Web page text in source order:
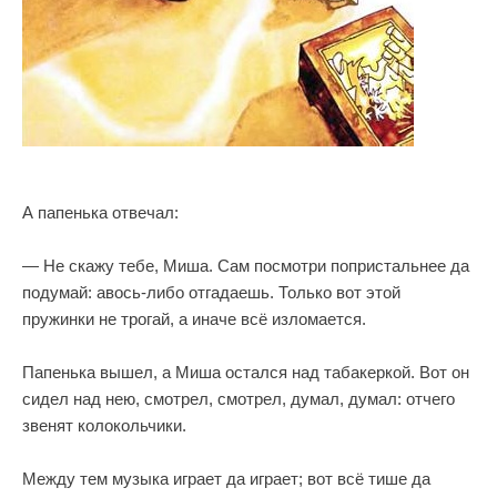
А папенька отвечал:
— Не скажу тебе, Миша. Сам посмотри попристальнее да
подумай: авось-либо отгадаешь. Только вот этой
пружинки не трогай, а иначе всё изломается.
Папенька вышел, а Миша остался над табакеркой. Вот он
сидел над нею, смотрел, смотрел, думал, думал: отчего
звенят колокольчики.
Между тем музыка играет да играет; вот всё тише да